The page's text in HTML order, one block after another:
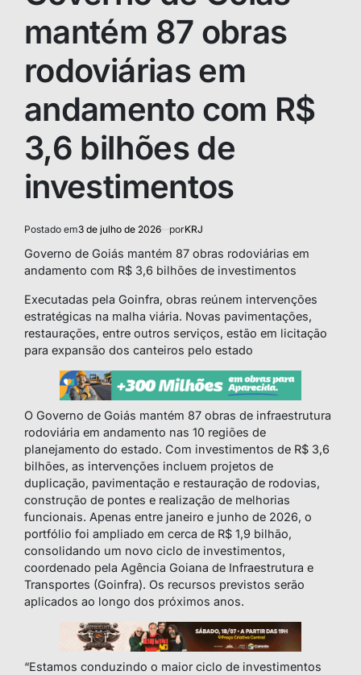
mantém 87 obras
rodoviárias em
andamento com R$
3,6 bilhões de
investimentos
Postado em3 de julho de 2026 porKRJ
Governo de Goiás mantém 87 obras rodoviárias em
andamento com R$ 3,6 bilhões de investimentos
Executadas pela Goinfra, obras reúnem intervenções
estratégicas na malha viária. Novas pavimentações,
restaurações, entre outros serviços, estão em licitação
para expansão dos canteiros pelo estado
O Governo de Goiás mantém 87 obras de infraestrutura
rodoviária em andamento nas 10 regiões de
planejamento do estado. Com investimentos de R$ 3,6
bilhões, as intervenções incluem projetos de
duplicação, pavimentação e restauração de rodovias,
construção de pontes e realização de melhorias
funcionais. Apenas entre janeiro e junho de 2026, o
portfólio foi ampliado em cerca de R$ 1,9 bilhão,
consolidando um novo ciclo de investimentos,
coordenado pela Agência Goiana de Infraestrutura e
Transportes (Goinfra). Os recursos previstos serão
aplicados ao longo dos próximos anos.
“Estamos conduzindo o maior ciclo de investimentos